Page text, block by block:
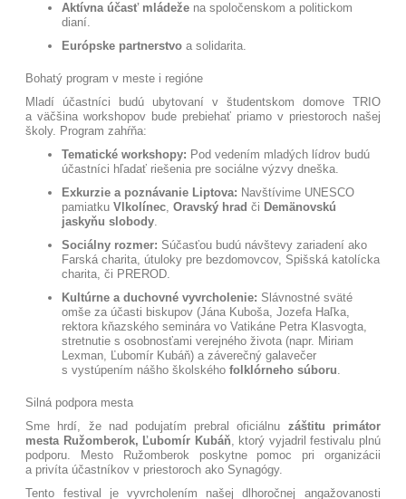
Aktívna účasť mládeže na spoločenskom a politickom
dianí.
Európske partnerstvo a solidarita.
Bohatý program v meste i regióne
Mladí účastníci budú ubytovaní v študentskom domove TRIO
a väčšina workshopov bude prebiehať priamo v priestoroch našej
školy. Program zahŕňa:
Tematické workshopy: Pod vedením mladých lídrov budú
účastníci hľadať riešenia pre sociálne výzvy dneška.
Exkurzie a poznávanie Liptova: Navštívime UNESCO
pamiatkuVlkolínec,Oravský hrad či Demänovskú
jaskyňu slobody.
Sociálny rozmer: Súčasťou budú návštevy zariadení ako
Farská charita, útuloky pre bezdomovcov, Spišská katolícka
charita, či PREROD.
Kultúrne a duchovné vyvrcholenie: Slávnostné sväté
omše za účasti biskupov (Jána Kuboša, Jozefa Haľka,
rektora kňazského seminára vo Vatikáne Petra Klasvogta,
stretnutie s osobnosťami verejného života (napr. Miriam
Lexman, Ľubomír Kubáň) a záverečný galavečer
s vystúpením nášho školskéhofolklórneho súboru.
Silná podpora mesta
Sme hrdí, že nad podujatím prebral oficiálnu záštitu primátor
mesta Ružomberok, Ľubomír Kubáň, ktorý vyjadril festivalu plnú
podporu. Mesto Ružomberok poskytne pomoc pri organizácii
a privíta účastníkov v priestoroch ako Synagógy.
Tento festival je vyvrcholením našej dlhoročnej angažovanosti